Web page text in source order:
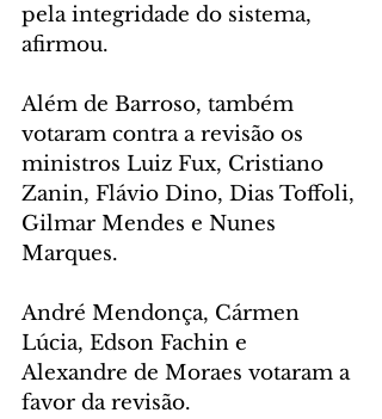
pela integridade do sistema,
afirmou.
Além de Barroso, também
votaram contra a revisão os
ministros Luiz Fux, Cristiano
Zanin, Flávio Dino, Dias Toffoli,
Gilmar Mendes e Nunes
Marques.
André Mendonça, Cármen
Lúcia, Edson Fachin e
Alexandre de Moraes votaram a
favor da revisão.